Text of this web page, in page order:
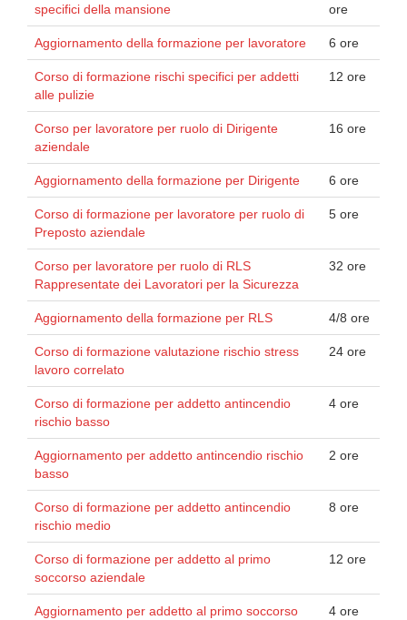
specifici della mansione
ore
Aggiornamento della formazione per lavoratore 6 ore
Corso di formazione rischi specifici per addetti
alle pulizie
12 ore
Corso per lavoratore per ruolo di Dirigente
aziendale
16 ore
Aggiornamento della formazione per Dirigente 6 ore
Corso di formazione per lavoratore per ruolo di
Preposto aziendale
5 ore
Corso per lavoratore per ruolo di RLS
Rappresentate dei Lavoratori per la Sicurezza
32 ore
Aggiornamento della formazione per RLS 4/8 ore
Corso di formazione valutazione rischio stress
lavoro correlato
24 ore
Corso di formazione per addetto antincendio
rischio basso
4 ore
Aggiornamento per addetto antincendio rischio
basso
2 ore
Corso di formazione per addetto antincendio
rischio medio
8 ore
Corso di formazione per addetto al primo
soccorso aziendale
12 ore
Aggiornamento per addetto al primo soccorso
4 ore